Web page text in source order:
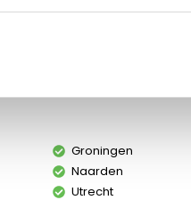
ontworpen voor het reinigen
en duw licht op het handvat
Groningen
Naarden
Utrecht